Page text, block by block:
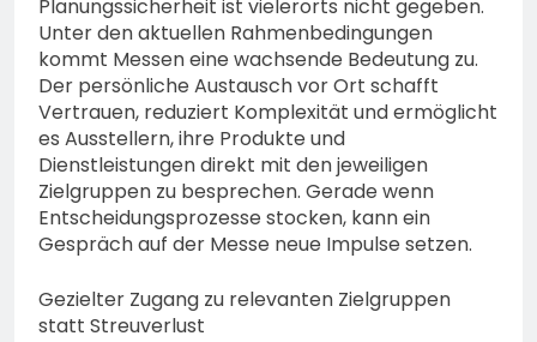
Planungssicherheit ist vielerorts nicht gegeben.
Unter den aktuellen Rahmenbedingungen
kommt Messen eine wachsende Bedeutung zu.
Der persönliche Austausch vor Ort schafft
Vertrauen, reduziert Komplexität und ermöglicht
es Ausstellern, ihre Produkte und
Dienstleistungen direkt mit den jeweiligen
Zielgruppen zu besprechen. Gerade wenn
Entscheidungsprozesse stocken, kann ein
Gespräch auf der Messe neue Impulse setzen.
Gezielter Zugang zu relevanten Zielgruppen
statt Streuverlust